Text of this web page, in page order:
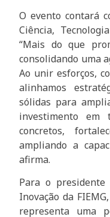
O evento contará
Ciência,
“Mais do que
consolidando uma
Ao unir esforços,
alinhamos
sólidas para
investimento em
concretos,
ampliando a
afirma.
Para o presidente
Inovação da
representa uma